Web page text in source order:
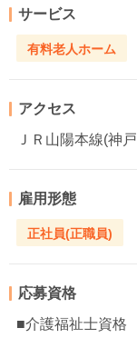
サービス
有料老人ホーム
アクセス
ＪＲ山陽本線(神
雇用形態
正社員(正職員)
応募資格
■介護福祉士資格